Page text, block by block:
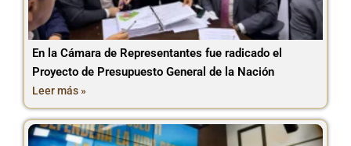
En la Cámara de Representantes fue radicado el
Proyecto de Presupuesto General de la Nación
Leer más »